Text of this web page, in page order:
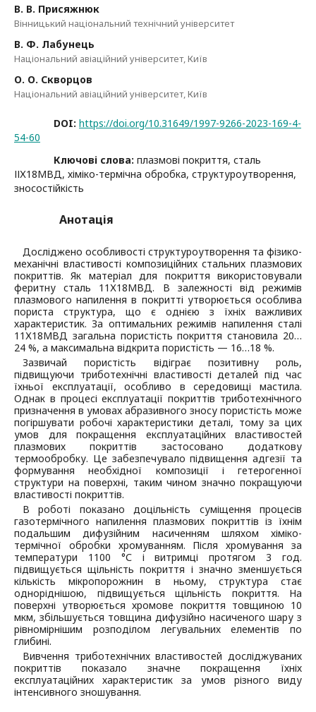
В. В. Присяжнюк
Вінницький національний технічний університет
В. Ф. Лабунець
Національний авіаційний університет, Київ
О. О. Скворцов
Національний авіаційний університет, Київ
DOI: https://doi.org/10.31649/1997-9266-2023-169-4-
54-60
Ключові слова: плазмові покриття, сталь
ІІХ18МВД, хіміко-термічна обробка, структуроутворення,
зносостійкість
Анотація
Досліджено особливості структуроутворення та фізико-
механічні властивості композиційних стальних плазмових
покриттів. Як матеріал для покриття використовували
феритну сталь 11Х18МВД. В залежності від режимів
плазмового напилення в покритті утворюється особлива
пориста структура, що є однією з їхніх важливих
характеристик. За оптимальних режимів напилення сталі
11Х18МВД загальна пористість покриття становила 20…
24 %, а максимальна відкрита пористість — 16…18 %.
Зазвичай пористість відіграє позитивну роль,
підвищуючи триботехнічні властивості деталей під час
їхньої експлуатації, особливо в середовищі мастила.
Однак в процесі експлуатації покриттів триботехнічного
призначення в умовах абразивного зносу пористість може
погіршувати робочі характеристики деталі, тому за цих
умов для покращення експлуатаційних властивостей
плазмових покриттів застосовано додаткову
термообробку. Це забезпечувало підвищення адгезії та
формування необхідної композиції і гетерогенної
структури на поверхні, таким чином значно покращуючи
властивості покриттів.
В роботі показано доцільність суміщення процесів
газотермічного напилення плазмових покриттів із їхнім
подальшим дифузійним насиченням шляхом хіміко-
термічної обробки хромуванням. Після хромування за
температури 1100 °С і витримці протягом 3 год.
підвищується щільність покриття і значно зменшується
кількість мікропорожнин в ньому, структура стає
одноріднішою, підвищується щільність покриття. На
поверхні утворюється хромове покриття товщиною 10
мкм, збільшується товщина дифузійно насиченого шару з
рівномірнішим розподілом легувальних елементів по
глибині.
Вивчення триботехнічних властивостей досліджуваних
покриттів показало значне покращення їхніх
експлуатаційних характеристик за умов різного виду
інтенсивного зношування.